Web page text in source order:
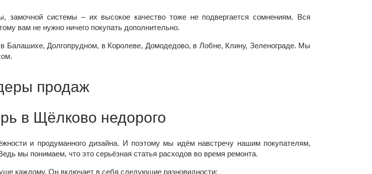
замочной системы – их высокое качество тоже не подвергается сомнениям. Вся
вам не нужно ничего покупать дополнительно.
Балашихе, Долгопрудном, в Королеве, Домодедово, в Лобне, Клину, Зеленограде. Мы
продаж
в Щёлково недорого
и продуманного дизайна. И поэтому мы идём навстречу нашим покупателям,
мы понимаем, что это серьёзная статья расходов во время ремонта.
каждому. Он включает в себя следующие разновидности: